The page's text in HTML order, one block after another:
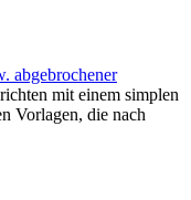
abgebrochener
mit einem simplen
Vorlagen, die nach